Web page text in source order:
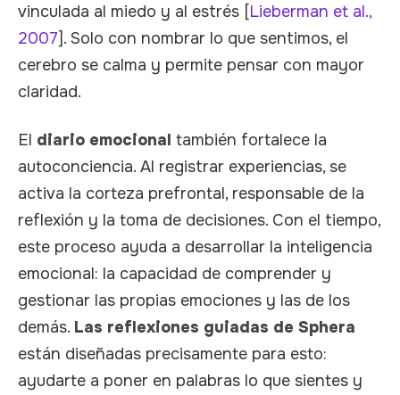
vinculada al miedo y al estrés [Lieberman et al.,
2007]. Solo con nombrar lo que sentimos, el
cerebro se calma y permite pensar con mayor
claridad.
El diario emocional también fortalece la
autoconciencia. Al registrar experiencias, se
activa la corteza prefrontal, responsable de la
reflexión y la toma de decisiones. Con el tiempo,
este proceso ayuda a desarrollar la inteligencia
emocional: la capacidad de comprender y
gestionar las propias emociones y las de los
demás. Las reflexiones guiadas de Sphera
están diseñadas precisamente para esto:
ayudarte a poner en palabras lo que sientes y